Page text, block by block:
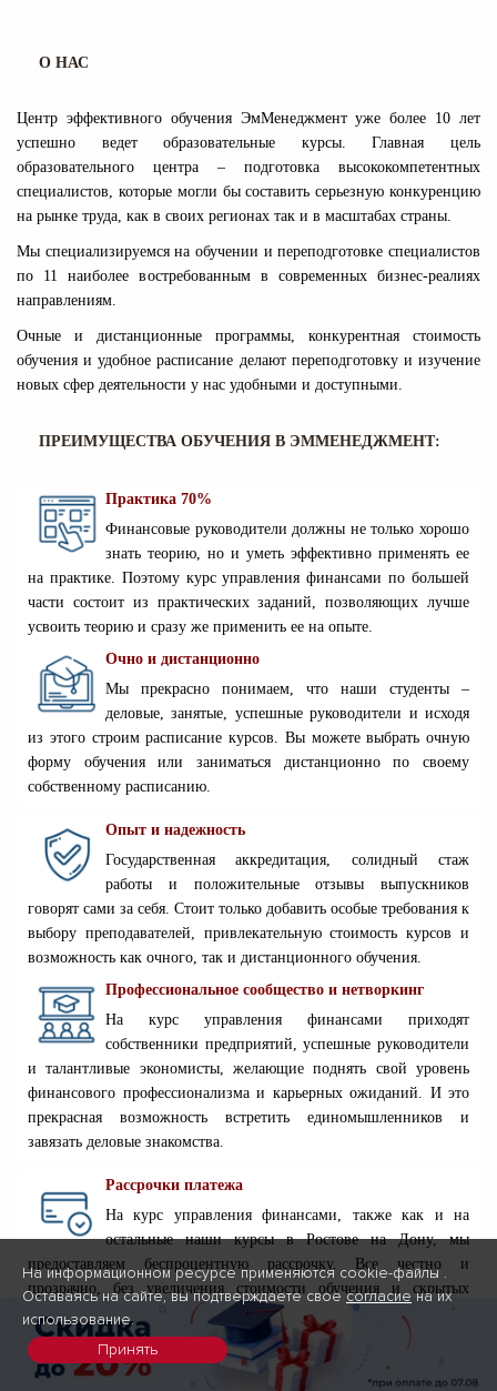
О НАС
Центр эффективного обучения ЭмМенеджмент уже более 10 лет
успешно ведет образовательные курсы. Главная цель
образовательного центра – подготовка высококомпетентных
специалистов, которые могли бы составить серьезную конкуренцию
на рынке труда, как в своих регионах так и в масштабах страны.
Мы специализируемся на обучении и переподготовке специалистов
по 11 наиболее востребованным в современных бизнес-реалиях
направлениям.
Очные и дистанционные программы, конкурентная стоимость
обучения и удобное расписание делают переподготовку и изучение
новых сфер деятельности у нас удобными и доступными.
ПРЕИМУЩЕСТВА ОБУЧЕНИЯ В ЭММЕНЕДЖМЕНТ:
Практика 70%
Финансовые руководители должны не только хорошо
знать теорию, но и уметь эффективно применять ее
на практике. Поэтому курс управления финансами по большей
части состоит из практических заданий, позволяющих лучше
усвоить теорию и сразу же применить ее на опыте.
Очно и дистанционно
Мы прекрасно понимаем, что наши студенты –
деловые, занятые, успешные руководители и исходя
из этого строим расписание курсов. Вы можете выбрать очную
форму обучения или заниматься дистанционно по своему
собственному расписанию.
Опыт и надежность
Государственная аккредитация, солидный стаж
работы и положительные отзывы выпускников
говорят сами за себя. Стоит только добавить особые требования к
выбору преподавателей, привлекательную стоимость курсов и
возможность как очного, так и дистанционного обучения.
Профессиональное сообщество и нетворкинг
На курс управления финансами приходят
собственники предприятий, успешные руководители
и талантливые экономисты, желающие поднять свой уровень
финансового профессионализма и карьерных ожиданий. И это
прекрасная возможность встретить единомышленников и
завязать деловые знакомства.
Рассрочки платежа
На курс управления финансами, также как и на
остальные наши курсы в Ростове на Дону, мы
предоставляем беспроцентную рассрочку. Все честно и
прозрачно, без увеличения стоимости обучения и скрытых
процентов.
Документы об образовании
Диплом о профессиональной переподготовке всегда
На информационном ресурсе применяются cookie-файлы .
Оставаясь на сайте, вы подтверждаете своесогласиена их
использование.
Принять